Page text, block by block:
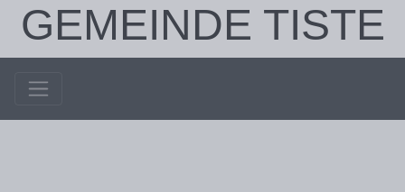
GEMEINDE TISTE